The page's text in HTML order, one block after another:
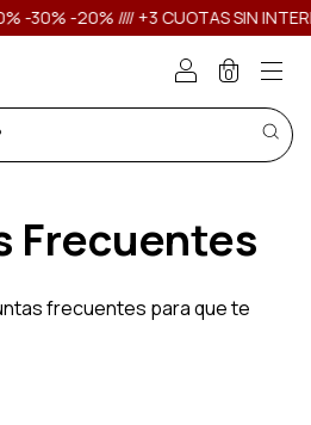
-30% -20% //// +3 CUOTAS SIN
0
Frecuentes
frecuentes para que te